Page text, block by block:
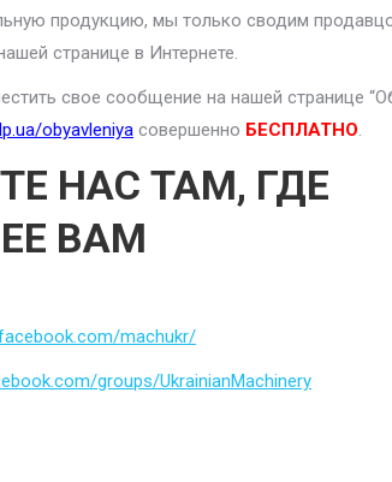
продукцию, мы только сводим
странице в Интернете.
свое сообщение на нашей странице
obyavleniya совершенно БЕСПЛАТНО.
НАС ТАМ, ГДЕ
ВАМ
machukr/
groups/UkrainianMachinery